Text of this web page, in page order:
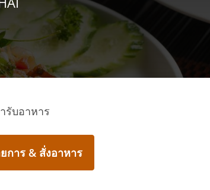
รับอาหาร
การ & สั่งอาหาร